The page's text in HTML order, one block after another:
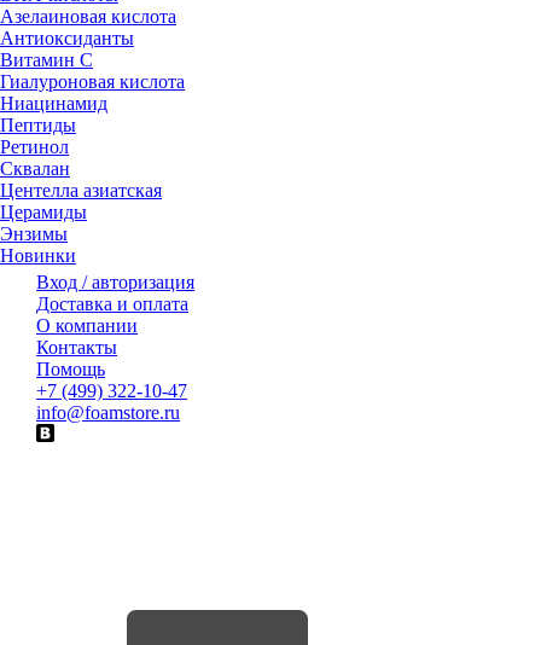
Азелаиновая кислота
Антиоксиданты
Витамин С
Гиалуроновая кислота
Ниацинамид
Пептиды
Ретинол
Сквалан
Центелла азиатская
Церамиды
Энзимы
Новинки
Вход / авторизация
Доставка и оплата
О компании
Контакты
Помощь
+7 (499) 322-10-47
info@foamstore.ru